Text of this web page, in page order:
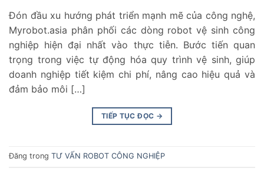
Đón đầu xu hướng phát triển mạnh mẽ của công nghệ,
Myrobot.asia phân phối các dòng robot vệ sinh công
nghiệp hiện đại nhất vào thực tiễn. Bước tiến quan
trọng trong việc tự động hóa quy trình vệ sinh, giúp
doanh nghiệp tiết kiệm chi phí, nâng cao hiệu quả và
đảm bảo môi […]
TIẾP TỤC ĐỌC →
Đăng trong TƯ VẤN ROBOT CÔNG NGHIỆP